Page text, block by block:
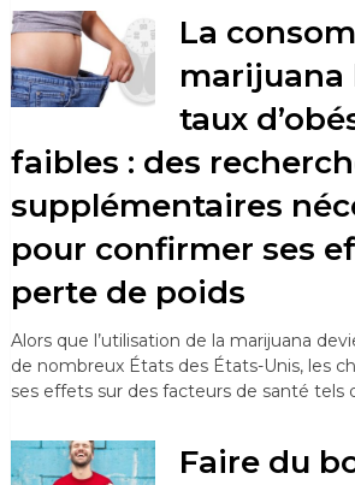
La
marijuana
taux
faibles : des
supplémentaires
pour confirmer ses
perte de poids
Alors que l’utilisation de la marijuana
de nombreux États des États-Unis, les
ses effets sur des facteurs de santé tels
Faire du